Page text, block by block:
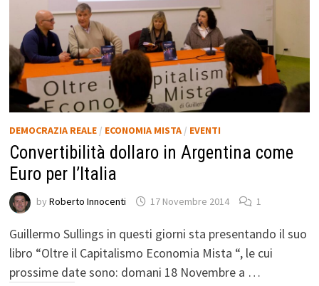
DEMOCRAZIA REALE/ ECONOMIA MISTA/ EVENTI
Convertibilità dollaro in Argentina come
Euro per l’Italia
by Roberto Innocenti 17 Novembre 2014 1
Guillermo Sullings in questi giorni sta presentando il suo
libro “Oltre il Capitalismo Economia Mista “, le cui
prossime date sono: domani 18 Novembre a …